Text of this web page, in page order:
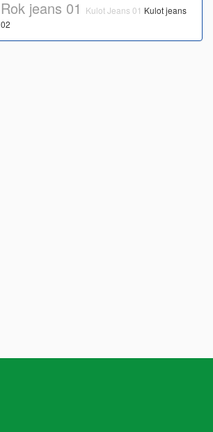
Rok jeans 01 Kulot Jeans 01 Kulot jeans
02